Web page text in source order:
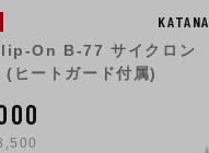
KATANA
On B-77 サイクロン
(ヒートガード付属)